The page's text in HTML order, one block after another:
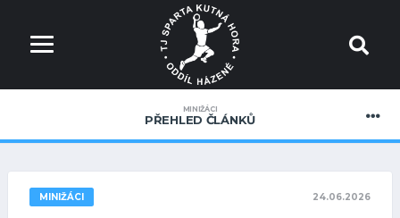
MINIŽÁCI
PŘEHLED ČLÁNKŮ
MINIŽÁCI 24.06.2026